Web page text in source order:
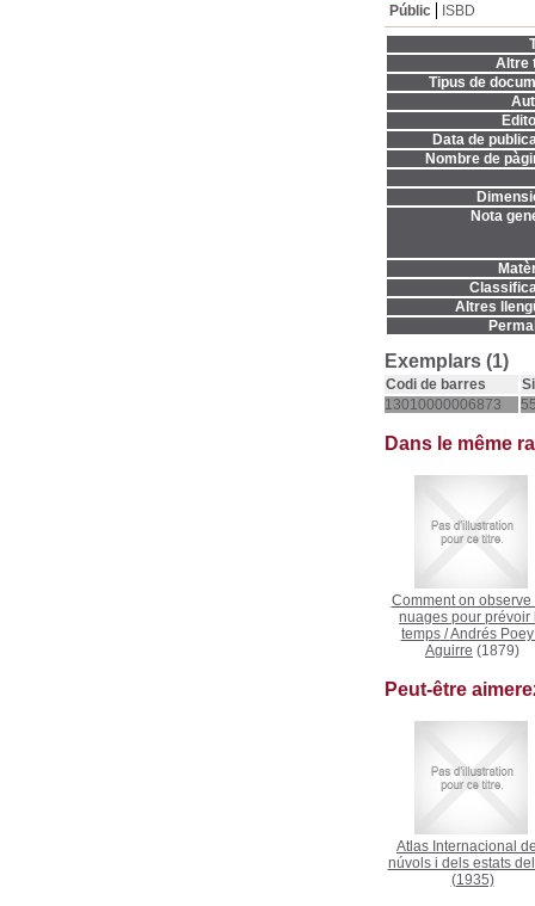
Públic
ISBD
Altre
Tipus de
Data de
Nombre de
Nota
Altres
Exemplars (1)
Codi de barres
13010000006873
Dans le même
Comment on observe
nuages pour prévoir
temps/Andrés
Aguirre (1879)
Peut-être
Atlas Internacional
núvols i dels estats
(1935)